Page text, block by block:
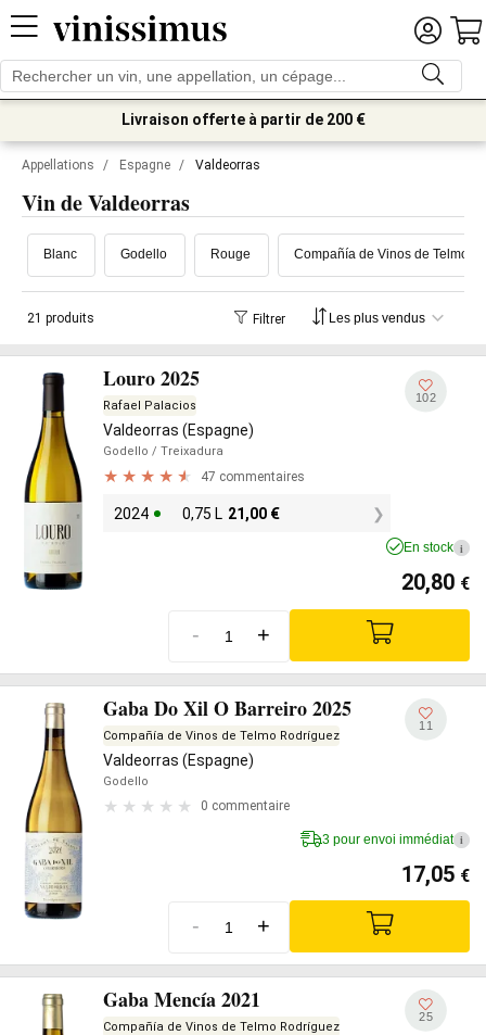
Livraison offerte à partir de 200 €
Appellations / Espagne / Valdeorras
Vin de Valdeorras
Blanc Godello Rouge Compañía de Vinos de Telmo
21 produits Filtrer
Louro 2025
Rafael Palacios
Valdeorras (Espagne)
Godello / Treixadura
47 commentaires
2024 0,75 L 21,00 €
102
En stock i
20,80 €
- +
Gaba Do Xil O Barreiro 2025
Compañía de Vinos de Telmo Rodríguez
Valdeorras (Espagne)
Godello
0 commentaire
11
3 pour envoi immédiat i
17,05 €
- +
Gaba Mencía 2021
Compañía de Vinos de Telmo Rodríguez
25